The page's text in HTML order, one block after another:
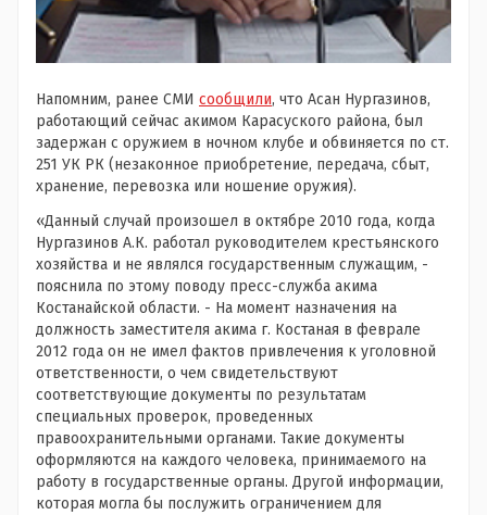
Напомним, ранее СМИ сообщили, что Асан Нургазинов,
работающий сейчас акимом Карасуского района, был
задержан с оружием в ночном клубе и обвиняется по ст.
251 УК РК (незаконное приобретение, передача, сбыт,
хранение, перевозка или ношение оружия).
«Данный случай произошел в октябре 2010 года, когда
Нургазинов А.К. работал руководителем крестьянского
хозяйства и не являлся государственным служащим, -
пояснила по этому поводу пресс-служба акима
Костанайской области. - На момент назначения на
должность заместителя акима г. Костаная в феврале
2012 года он не имел фактов привлечения к уголовной
ответственности, о чем свидетельствуют
соответствующие документы по результатам
специальных проверок, проведенных
правоохранительными органами. Такие документы
оформляются на каждого человека, принимаемого на
работу в государственные органы. Другой информации,
которая могла бы послужить ограничением для